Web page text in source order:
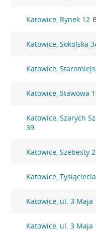
Katowice, Rynek 12
Katowice, Sokolska
Katowice,
Katowice, Stawowa
Katowice, Szarych
39
Katowice, Szebesty 2
Katowice,
Katowice, ul. 3 Maja
Katowice, ul. 3 Maja